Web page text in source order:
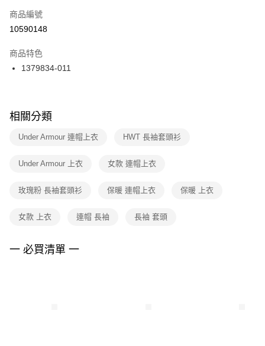
【「AFTEE先享後付」結帳流程】
１．於結帳方式選擇「AFTEE先享後付」後，將跳轉至「AFTEE先享後付」
２．訂單成立數日內，您將收到繳費通知簡訊。
３．收到繳費通知簡訊後14天內，點擊此簡訊中的連結，可透過四大超商／
ATM／網路銀行／等多元方式進行付款，方視為交易完成。
※ 交易是否成功請以「AFTEE先享後付 」之結帳頁面顯示為準，若有關於
是否繳費成功／繳費後需取消欲退款等相關疑問，請聯繫「AFTEE先享後付
客戶支援中心」https://netprotections.freshdesk.com/support/home
１．透過由恩沛科技股份有限公司提供之「AFTEE先享後付」服務完成之交
權轉讓予恩沛科技股份有限公司。
３．未成年的使用者請事先徵得法定代理人或監護人之同意方可使用
４．使用「AFTEE先享後付」時，將依據個別帳號之用戶狀況，依本公司即
宅配
每筆NT$100，滿NT$1,500(含以上)免運費
付款後門市自取
每筆NT$100，滿NT$1,500(含以上)免運費
商品編號
10590148
商品特色
1379834-011
相關分類
Under Armour 連帽上衣 HWT 長袖套頭衫
Under Armour 上衣 女款 連帽上衣
玫瑰粉 長袖套頭衫 保暖 連帽上衣 保暖 上衣
女款 上衣 連帽 長袖 長袖 套頭
一 必買清單 一